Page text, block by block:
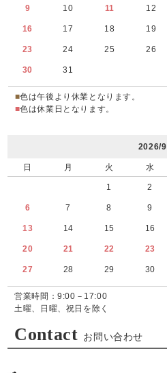
9 10 11 12
16 17 18 19
23 24 25 26
30 31
■色は午後より休業となります。
■色は休業日となります。
2026/9
日 月 火 水
1 2
6 7 8 9
13 14 15 16
20 21 22 23
27 28 29 30
営業時間：9:00－17:00
土曜、日曜、祝日を除く
Contact お問い合わせ